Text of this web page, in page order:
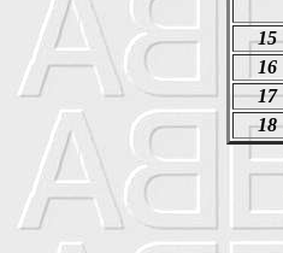
15
16
17
18